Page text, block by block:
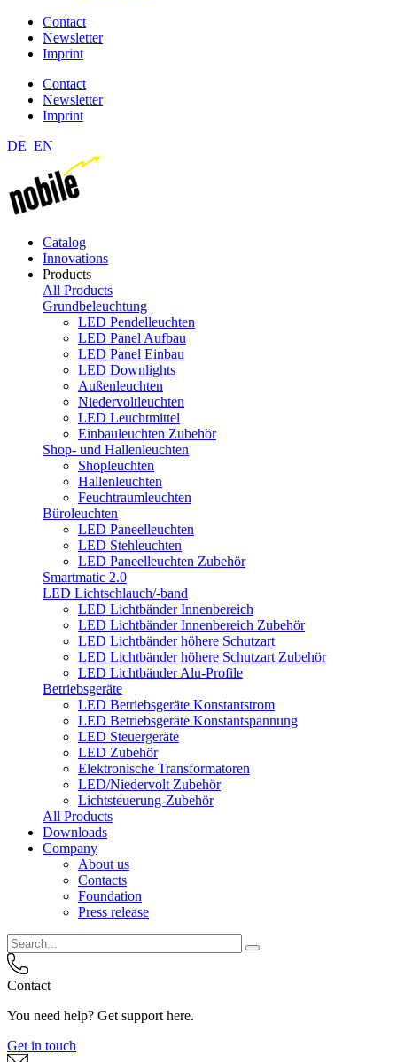
Contact
Newsletter
Imprint
Contact
Newsletter
Imprint
DE EN
Catalog
Innovations
Products
All Products
Grundbeleuchtung
LED Pendelleuchten
LED Panel Aufbau
LED Panel Einbau
LED Downlights
Außenleuchten
Niedervoltleuchten
LED Leuchtmittel
Einbauleuchten Zubehör
Shop- und Hallenleuchten
Shopleuchten
Hallenleuchten
Feuchtraumleuchten
Büroleuchten
LED Paneelleuchten
LED Stehleuchten
LED Paneelleuchten Zubehör
Smartmatic 2.0
LED Lichtschlauch/-band
LED Lichtbänder Innenbereich
LED Lichtbänder Innenbereich Zubehör
LED Lichtbänder höhere Schutzart
LED Lichtbänder höhere Schutzart Zubehör
LED Lichtbänder Alu-Profile
Betriebsgeräte
LED Betriebsgeräte Konstantstrom
LED Betriebsgeräte Konstantspannung
LED Steuergeräte
LED Zubehör
Elektronische Transformatoren
LED/Niedervolt Zubehör
Lichtsteuerung-Zubehör
All Products
Downloads
Company
About us
Contacts
Foundation
Press release
Contact
You need help? Get support here.
Get in touch